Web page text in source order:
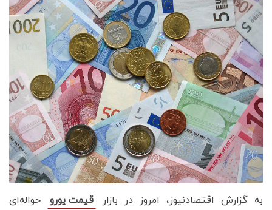
به گزارش اقتصادنیوز، امروز در بازار قیمت یورو
حواله‌ای